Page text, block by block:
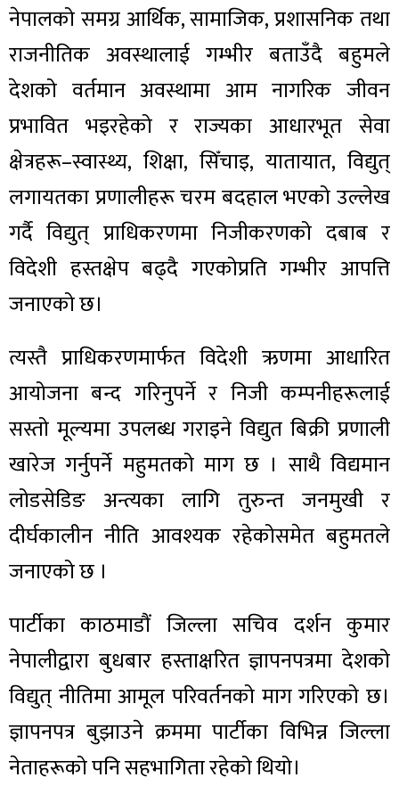
नेपालको समग्र आर्थिक, सामाजिक, प्रशासनिक तथा
राजनीतिक अवस्थालाई गम्भीर बताउँदै बहुमले
देशको वर्तमान अवस्थामा आम नागरिक जीवन
प्रभावित भइरहेको र राज्यका आधारभूत सेवा
क्षेत्रहरू–स्वास्थ्य, शिक्षा, सिँचाइ, यातायात, विद्युत्
लगायतका प्रणालीहरू चरम बदहाल भएको उल्लेख
गर्दै विद्युत् प्राधिकरणमा निजीकरणको दबाब र
विदेशी हस्तक्षेप बढ्दै गएकोप्रति गम्भीर आपत्ति
जनाएको छ।
त्यस्तै प्राधिकरणमार्फत विदेशी ऋणमा आधारित
आयोजना बन्द गरिनुपर्ने र निजी कम्पनीहरूलाई
सस्तो मूल्यमा उपलब्ध गराइने विद्युत बिक्री प्रणाली
खारेज गर्नुपर्ने महुमतको माग छ । साथै विद्यमान
लोडसेडिङ अन्त्यका लागि तुरुन्त जनमुखी र
दीर्घकालीन नीति आवश्यक रहेकोसमेत बहुमतले
जनाएको छ ।
पार्टीका काठमाडौं जिल्ला सचिव दर्शन कुमार
नेपालीद्वारा बुधबार हस्ताक्षरित ज्ञापनपत्रमा देशको
विद्युत् नीतिमा आमूल परिवर्तनको माग गरिएको छ।
ज्ञापनपत्र बुझाउने क्रममा पार्टीका विभिन्न जिल्ला
नेताहरूको पनि सहभागिता रहेको थियो।